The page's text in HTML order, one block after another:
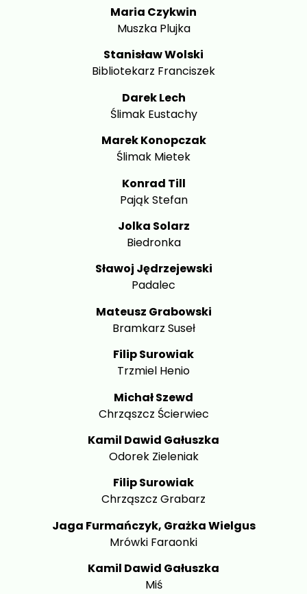
Maria Czykwin
Muszka Plujka
Stanisław Wolski
Bibliotekarz Franciszek
Darek Lech
Ślimak Eustachy
Marek Konopczak
Ślimak Mietek
Konrad Till
Pająk Stefan
Jolka Solarz
Biedronka
Sławoj Jędrzejewski
Padalec
Mateusz Grabowski
Bramkarz Suseł
Filip Surowiak
Trzmiel Henio
Michał Szewd
Chrząszcz Ścierwiec
Kamil Dawid Gałuszka
Odorek Zieleniak
Filip Surowiak
Chrząszcz Grabarz
Jaga Furmańczyk, Grażka Wielgus
Mrówki Faraonki
Kamil Dawid Gałuszka
Miś